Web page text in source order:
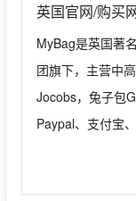
英国官网/购买
MyBag是英国著
团旗下，主营中
Jocobs，兔子包
Paypal、支付宝